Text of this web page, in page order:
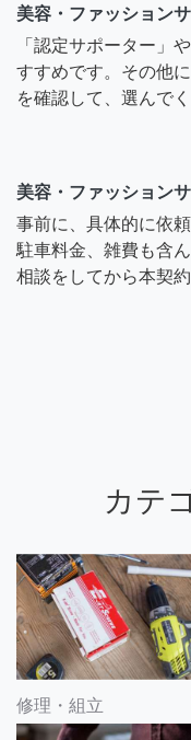
美容・ファッション
「認定サポーター」
すすめです。その他
を確認して、選んでく
美容・ファッション
事前に、具体的に依
駐車料金、雑費も含
相談をしてから本契
カテ
修理・組立